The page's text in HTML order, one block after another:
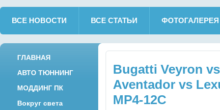
ВСЕ НОВОСТИ ВСЕ СТАТЬИ ФОТОГАЛЕРЕЯ
Bugatti Veyron
Aventador vs
MP4-12C
ГЛАВНАЯ
АВТО ТЮННИНГ
МОДДИНГ ПК
Вокруг света